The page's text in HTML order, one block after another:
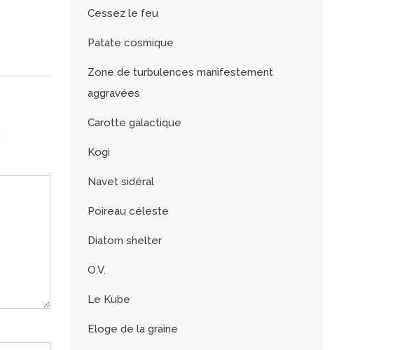
Cessez le feu
Patate cosmique
Zone de turbulences manifestement
aggravées
Carotte galactique
Kogi
Navet sidéral
Poireau céleste
Diatom shelter
O.V.
Le Kube
Eloge de la graine